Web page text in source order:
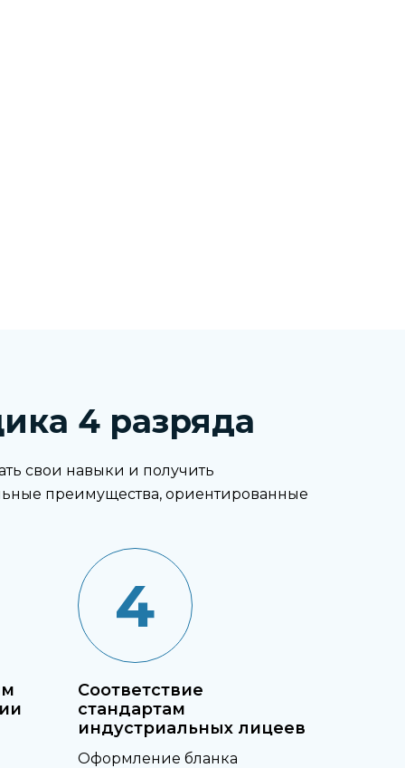
4 разряда
свои навыки и получить
преимущества, ориентированные
4
Соответствие
стандартам
индустриальных лицеев
Оформление бланка